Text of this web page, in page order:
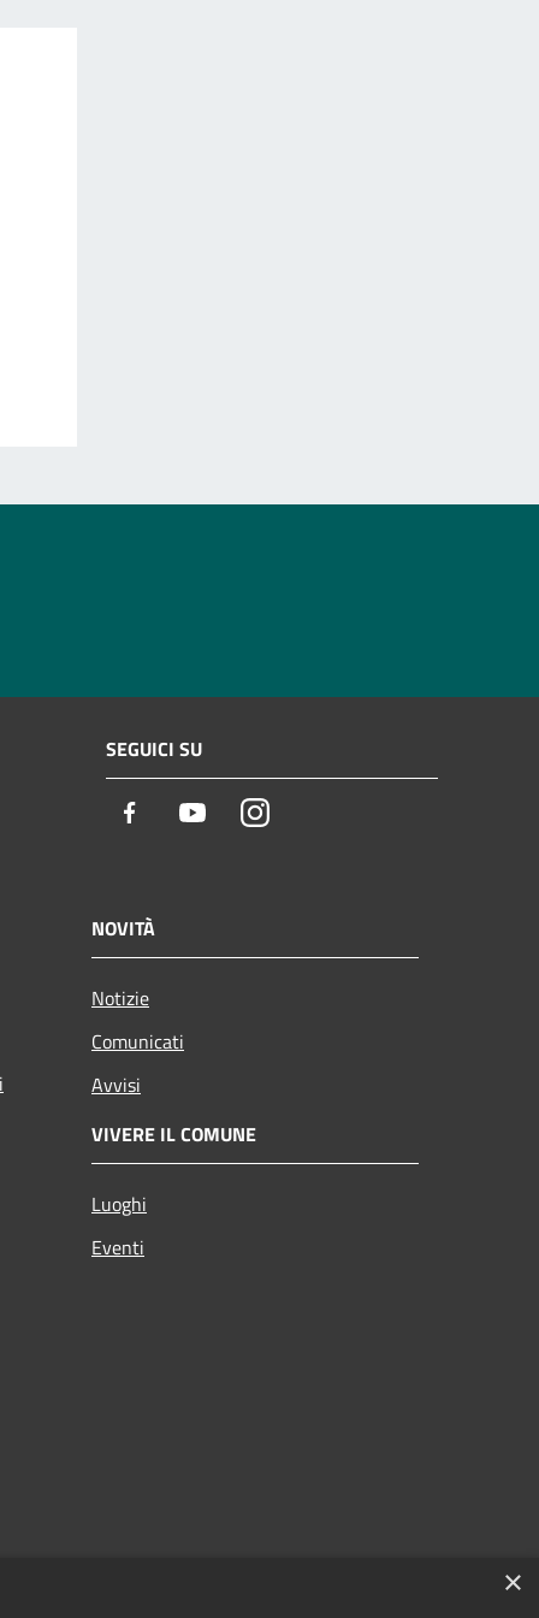
SEGUICI SU
Facebook YoutubeInstagram
NOVITÀ
Notizie
Comunicati
Avvisi
VIVERE IL COMUNE
Luoghi
Eventi
×